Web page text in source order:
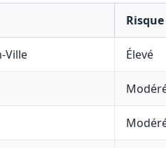
Ville Élevé